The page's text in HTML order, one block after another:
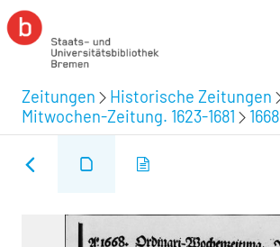
Zeitungen Historische Zeitungen
Mitwochen-Zeitung. 1623-1681
1668